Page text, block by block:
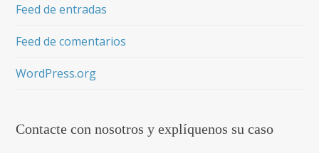
Feed de entradas
Feed de comentarios
WordPress.org
Contacte con nosotros y explíquenos su caso